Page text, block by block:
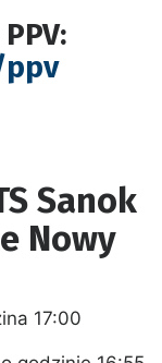
Sanok
Nowy
17:00